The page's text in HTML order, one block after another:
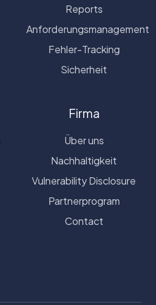
Reports
Anforderungsmanagement
Fehler-Tracking
Sicherheit
Firma
Über uns
Nachhaltigkeit
Vulnerability Disclosure
Partnerprogram
Contact